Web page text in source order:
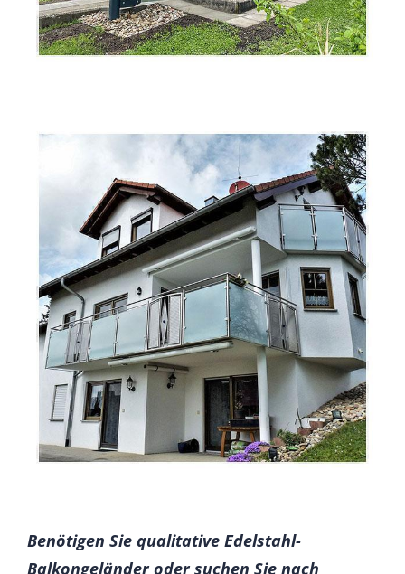
Benötigen Sie qualitative Edelstahl-
Balkongeländer oder suchen Sie nach